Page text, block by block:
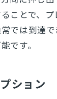
ことで、
では到達
です。
ション